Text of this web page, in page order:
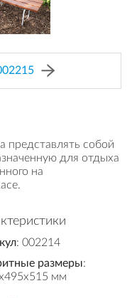
представлять собой
для отдыха
на
: 002214
размеры:
мм